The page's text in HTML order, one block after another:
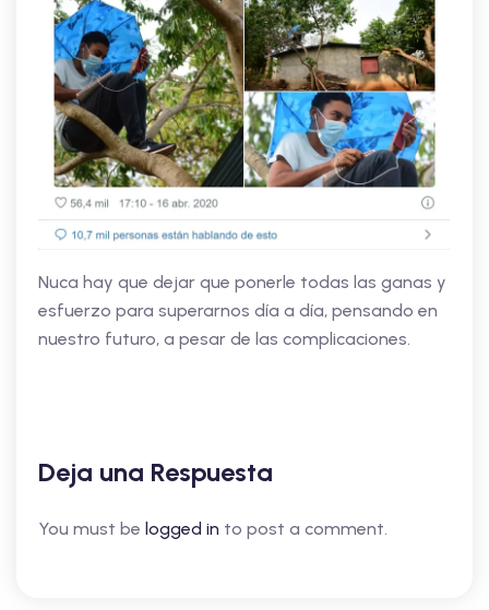
Nuca hay que dejar que ponerle todas las ganas y
esfuerzo para superarnos día a día, pensando en
nuestro futuro, a pesar de las complicaciones.
Deja una Respuesta
You must be logged in to post a comment.